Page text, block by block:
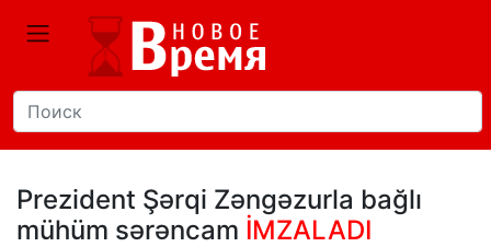
Prezident Şərqi Zəngəzurla bağlı
mühüm sərəncam İMZALADI